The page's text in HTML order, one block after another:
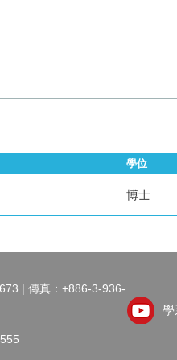
學位
博士
| 傳真：+886-3-936-
學